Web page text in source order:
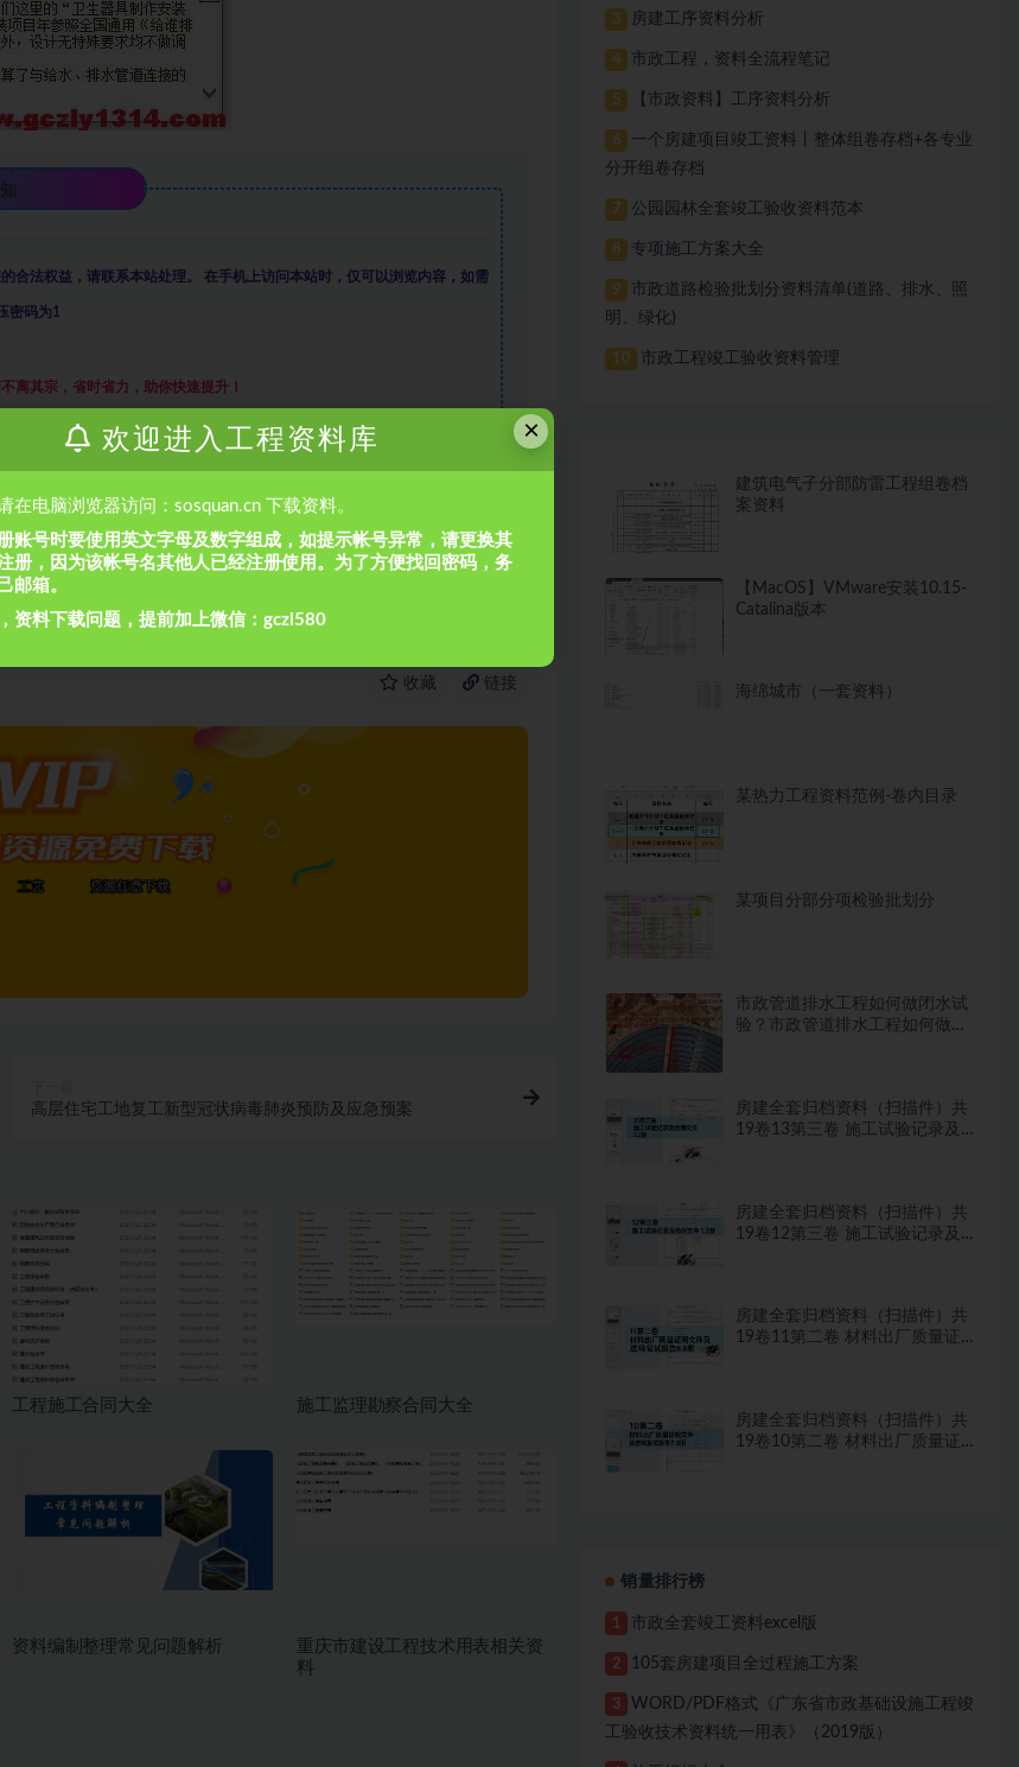
合法权益，请联系本站处理。 在手机上访问本站时，仅可以浏览内容，如需
密码为1
离其宗，省时省力，助你快速提升！
收藏 链接
高层住宅工地复工新型冠状病毒肺炎预防及应急预案
工程施工合同大全 施工监理勘察合同大全
资料编制整理常见问题解析
重庆市建设工程技术用表相关资
料
3 房建工序资料分析
4 市政工程，资料全流程笔记
5 【市政资料】工序资料分析
6
一个房建项目竣工资料丨整体组卷存档+各专业
分开组卷存档
7 公园园林全套竣工验收资料范本
8 专项施工方案大全
9
市政道路检验批划分资料清单(道路、排水、照
明、绿化)
10 市政工程竣工验收资料管理
建筑电气子分部防雷工程组卷档
案资料
【MacOS】VMware安装10.15-
Catalina版本
海绵城市（一套资料）
某热力工程资料范例-卷内目录
某项目分部分项检验批划分
市政管道排水工程如何做闭水试
验？市政管道排水工程如何做闭
房建全套归档资料（扫描件）共
19卷13第三卷 施工试验记录及
房建全套归档资料（扫描件）共
19卷12第三卷 施工试验记录及
房建全套归档资料（扫描件）共
19卷11第二卷 材料出厂质量证
房建全套归档资料（扫描件）共
19卷10第二卷 材料出厂质量证
销量排行榜
1 市政全套竣工资料excel版
2 105套房建项目全过程施工方案
3
WORD/PDF格式《广东省市政基础设施工程竣
工验收技术资料统一用表》（2019版）
×
欢迎进入工程资料库
在电脑浏览器访问：sosquan.cn 下载资料。
账号时要使用英文字母及数字组成，如提示帐号异常，请更换其
册，因为该帐号名其他人已经注册使用。为了方便找回密码，务
邮箱。
资料下载问题，提前加上微信：gczl580